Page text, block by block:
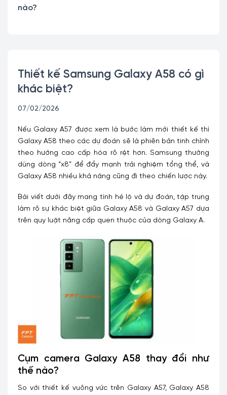
Thiết kế Samsung Galaxy A58 có gì
khác biệt?
07/02/2026
Nếu Galaxy A57 được xem là bước làm mới thiết kế thì
Galaxy A58 theo các dự đoán sẽ là phiên bản tinh chỉnh
theo hướng cao cấp hóa rõ rệt hơn. Samsung thường
dùng dòng “x8” để đẩy mạnh trải nghiệm tổng thể, và
Galaxy A58 nhiều khả năng cũng đi theo chiến lược này.
Bài viết dưới đây mang tính hé lộ và dự đoán, tập trung
làm rõ sự khác biệt giữa Galaxy A58 và Galaxy A57 dựa
trên quy luật nâng cấp quen thuộc của dòng Galaxy A.
Cụm camera Galaxy A58 thay đổi như
thế nào?
So với thiết kế vuông vức trên Galaxy A57, Galaxy A58
nào?